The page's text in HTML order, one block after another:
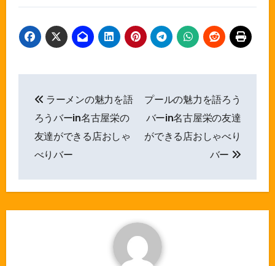
稿
ナ
ビ
ゲ
ー
ラーメンの魅力を語
ろうバーin名古屋栄の
友達ができる店おしゃ
べりバー
プールの魅力を語ろう
バーin名古屋栄の友達
ができる店おしゃべり
バー